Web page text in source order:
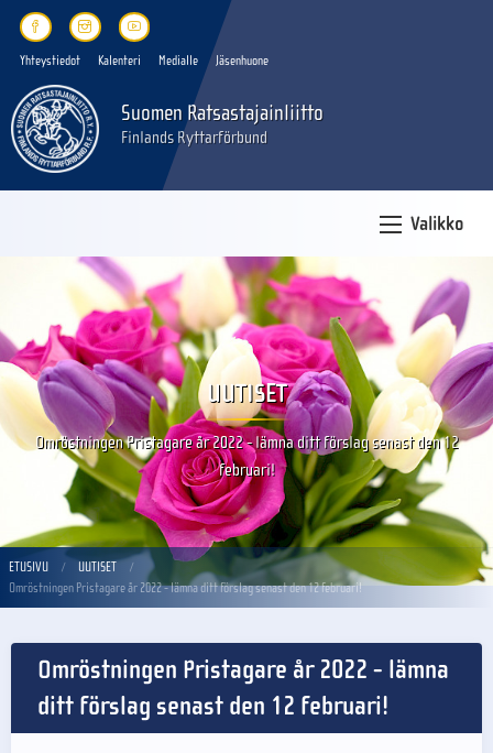
Yhteystiedot Kalenteri Medialle Jäsenhuone
Suomen Ratsastajainliitto
Finlands Ryttarförbund
Valikko
UUTISET
Omröstningen Pristagare år 2022 - lämna ditt förslag senast den 12
februari!
ETUSIVU
UUTISET
Omröstningen Pristagare år 2022 - lämna ditt förslag senast den 12 februari!
Omröstningen Pristagare år 2022 - lämna
ditt förslag senast den 12 februari!